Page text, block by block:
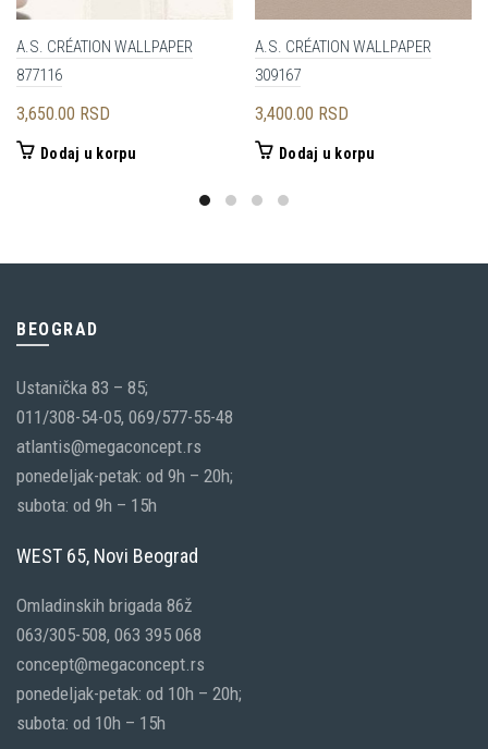
A.S. CRÉATION WALLPAPER
877116
3,650.00 RSD
Dodaj u korpu
A.S. CRÉATION WALLPAPER
309167
3,400.00 RSD
Dodaj u korpu
BEOGRAD
Ustanička 83 – 85;
011/308-54-05, 069/577-55-48
atlantis@megaconcept.rs
ponedeljak-petak: od 9h – 20h;
subota: od 9h – 15h
WEST 65, Novi Beograd
Omladinskih brigada 86ž
063/305-508, 063 395 068
concept@megaconcept.rs
ponedeljak-petak: od 10h – 20h;
subota: od 10h – 15h